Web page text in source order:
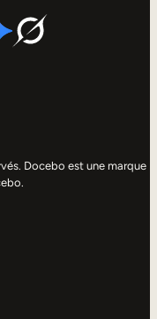
Docebo est une marque